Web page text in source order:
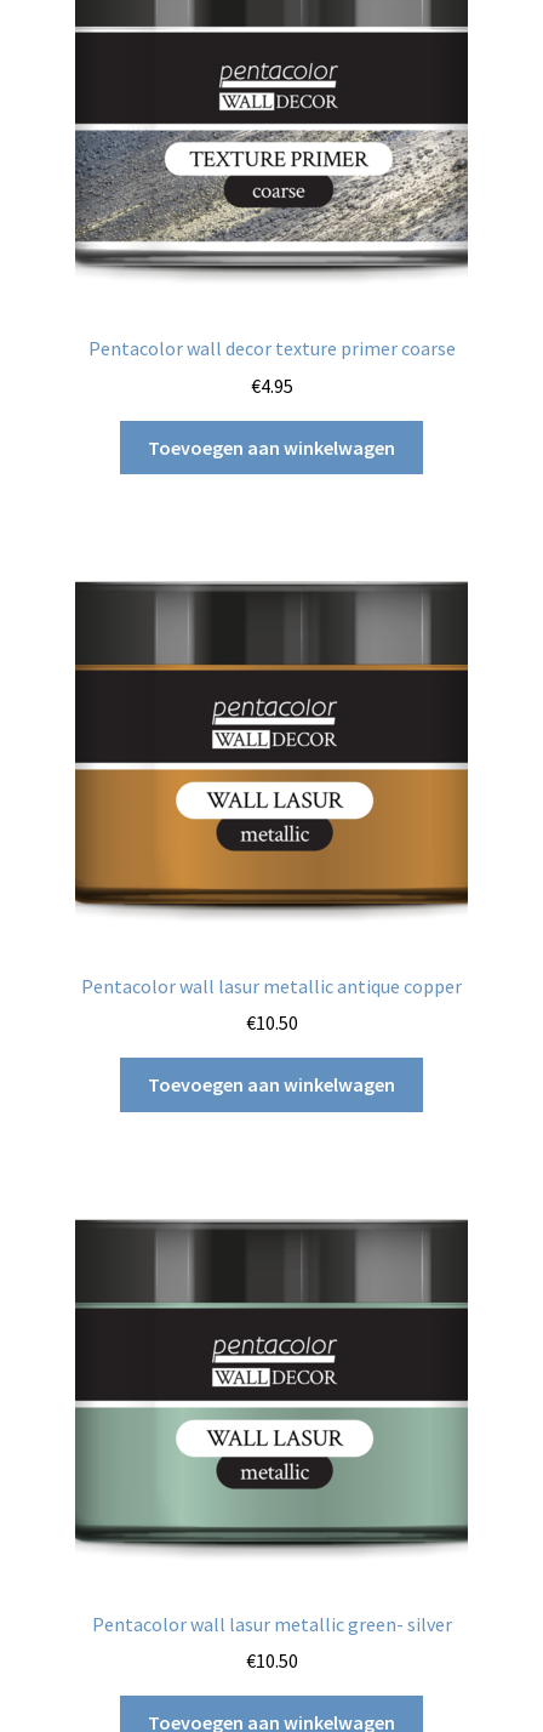
Pentacolor wall decor texture primer coarse
€4.95
Toevoegen aan winkelwagen
Pentacolor wall lasur metallic antique copper
€10.50
Toevoegen aan winkelwagen
Pentacolor wall lasur metallic green- silver
€10.50
Toevoegen aan winkelwagen